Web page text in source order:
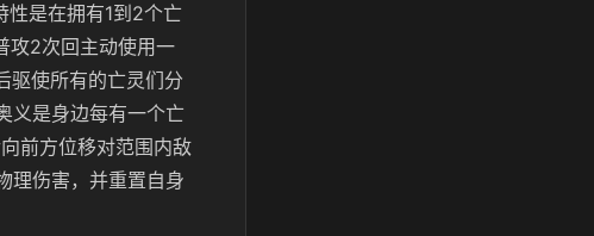
性是在拥有1到2个亡
攻2次回主动使用一
驱使所有的亡灵们分
义是身边每有一个亡
前方位移对范围内敌
理伤害，并重置自身